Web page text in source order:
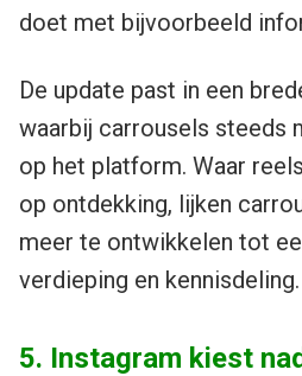
doet met bijvoorbeeld
De update past in een
waarbij carrousels steeds
op het platform. Waar
op ontdekking, lijken
meer te ontwikkelen tot
verdieping en kennisdeling.
5. Instagram kiest